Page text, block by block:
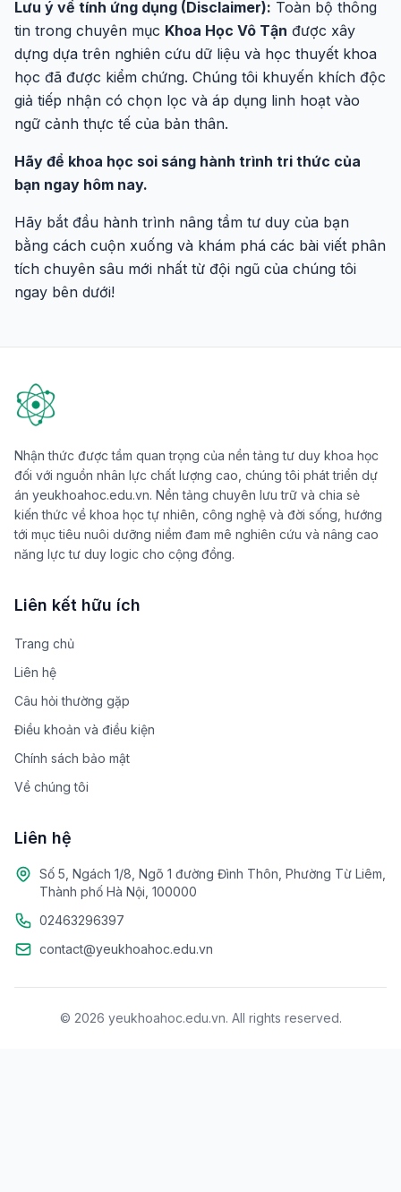
Lưu ý về tính ứng dụng (Disclaimer): Toàn bộ thông
tin trong chuyên mục Khoa Học Vô Tận được xây
dựng dựa trên nghiên cứu dữ liệu và học thuyết khoa
học đã được kiểm chứng. Chúng tôi khuyến khích độc
giả tiếp nhận có chọn lọc và áp dụng linh hoạt vào
ngữ cảnh thực tế của bản thân.
Hãy để khoa học soi sáng hành trình tri thức của
bạn ngay hôm nay.
Hãy bắt đầu hành trình nâng tầm tư duy của bạn
bằng cách cuộn xuống và khám phá các bài viết phân
tích chuyên sâu mới nhất từ đội ngũ của chúng tôi
ngay bên dưới!
Nhận thức được tầm quan trọng của nền tảng tư duy khoa học
đối với nguồn nhân lực chất lượng cao, chúng tôi phát triển dự
án yeukhoahoc.edu.vn. Nền tảng chuyên lưu trữ và chia sẻ
kiến thức về khoa học tự nhiên, công nghệ và đời sống, hướng
tới mục tiêu nuôi dưỡng niềm đam mê nghiên cứu và nâng cao
năng lực tư duy logic cho cộng đồng.
Liên kết hữu ích
Trang chủ
Liên hệ
Câu hỏi thường gặp
Điều khoản và điều kiện
Chính sách bảo mật
Về chúng tôi
Liên hệ
Số 5, Ngách 1/8, Ngõ 1 đường Đình Thôn, Phường Từ Liêm,
Thành phố Hà Nội, 100000
02463296397
contact@yeukhoahoc.edu.vn
© 2026 yeukhoahoc.edu.vn. All rights reserved.